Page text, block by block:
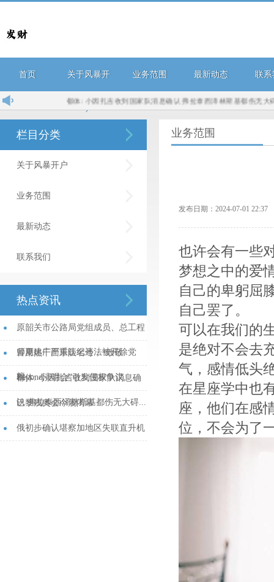
首页 关于风暴开
户
业务范围 最新动态 联系
都体: 小因扎吉收到国家队消息确认 弗拉泰西泽林斯基都伤无大碍...
栏目分类
关于风暴开户
业务范围
最新动态
联系我们
热点资讯
原韶关市公路局党组成员、总工程
师夏建广严重违纪违法被开除党
籍...
冒用热干面乐队名号，“致敬
Beyond演唱会”引发侵权争议...
都体: 小因扎吉收到国家队消息确
认 弗拉泰西泽林斯基都伤无大碍...
巴黎残奥会今晨闭幕...
俄初步确认堪察加地区失联直升机
业务范围
发布日期：2024-07-01
也许会有一些
梦想之中的爱
自己的卑躬屈
自己罢了。
可以在我们的
是绝对不会去
气，感情低头
在星座学中也
座，他们在感
位，不会为了